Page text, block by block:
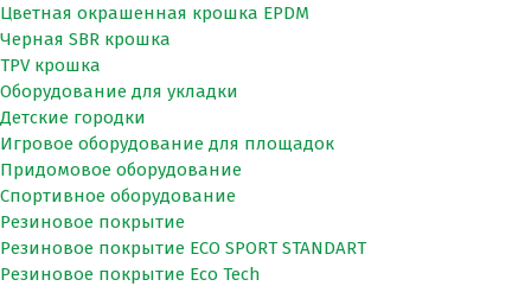
Цветная окрашенная крошка EPDM
Черная SBR крошка
TPV крошка
Оборудование для укладки
Детские городки
Игровое оборудование для площадок
Придомовое оборудование
Спортивное оборудование
Резиновое покрытие
Резиновое покрытие ECO SPORT STANDART
Резиновое покрытие Eco Tech